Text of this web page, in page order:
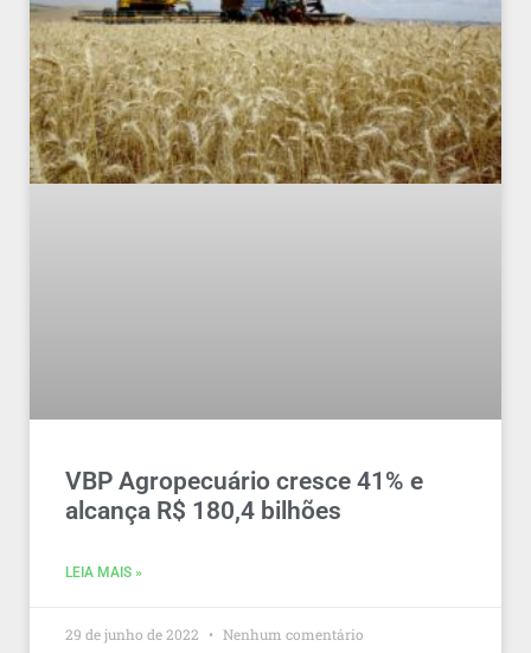
VBP Agropecuário cresce 41% e
alcança R$ 180,4 bilhões
LEIA MAIS »
29 de junho de 2022 Nenhum comentário